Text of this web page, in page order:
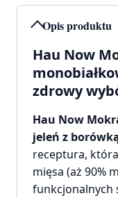
Opis produktu
Hau Now
zdrowy
Hau Now
jeleń z
receptura,
mięsa (aż 90%
funkcjonalnych